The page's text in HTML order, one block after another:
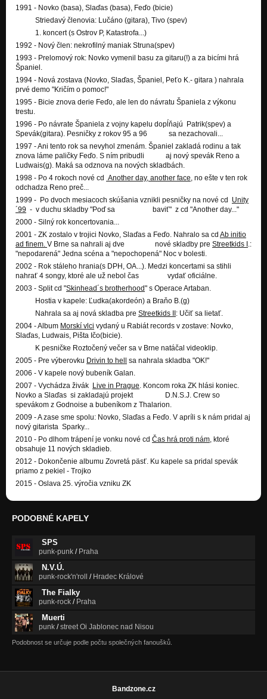
11. Dead Man (Zovretá Päsť 2012)
Nezařazeno
1991 - Novko (basa), Slaďas (basa), Feďo (bicie)
Striedavý členovia: Lučáno (gitara), Tivo (spev)
1. koncert (s Ostrov P, Katastrofa...)
1992 - Nový člen: nekrofilný maniak Struna(spev)
1993 - Prelomový rok: Novko vymenil basu za gitaru(!) a za bicími hrá
Španiel.
1994 - Nová zostava (Novko, Slaďas, Španiel, Peťo K.- gitara ) nahrala
prvé demo "Kričím o pomoc!"
1995 - Bicie znova derie Feďo, ale len do návratu Španiela z výkonu
trestu.
1996 - Po návrate Španiela z vojny kapelu dopĺňajú Patrik(spev) a
Spevák(gitara). Pesničky z rokov 95 a 96 sa nezachovali...
1997 - Ani tento rok sa nevyhol zmenám. Španiel zakladá rodinu a tak
znova láme paličky Feďo. S ním pribudli aj nový spevák Reno a
Ludwais(g). Maká sa odznova na nových skladbách.
1998 - Po 4 rokoch nové cd Another day, another face , no ešte v ten rok
odchadza Reno preč...
1999 - Po dvoch mesiacoch skúšania vznikli pesničky na nové cd Unity
´99 - v duchu skladby "Poď sa baviť" z cd "Another day..."
2000 - Silný rok koncertovania...
2001 - ZK zostalo v trojici Novko, Slaďas a Feďo. Nahralo sa cd Ab initio
ad finem. V Brne sa nahrali aj dve nové skladby pre Streetkids I .:
"nepodarená" Jedna scéna a "nepochopená" Noc v bolesti.
2002 - Rok stáleho hrania(s DPH, OA...). Medzi koncertami sa stihli
nahrať 4 songy, ktoré ale už nebol čas vydať oficiálne.
2003 - Split cd "Skinhead´s brotherhood" s Operace Artaban.
Hostia v kapele: Ľudka(akordeón) a Braňo B.(g)
Nahrala sa aj nová skladba pre Streetkids II: Učiť sa lietať.
2004 - Album Morskí vlci vydaný u Rabiát records v zostave: Novko,
Slaďas, Ludwais, Pišta Ičo(bicie).
K pesničke Roztočený večer sa v Brne natáčal videoklip.
2005 - Pre výberovku Drivin to hell sa nahrala skladba "OK!"
2006 - V kapele nový bubeník Galan.
2007 - Vychádza živák Live in Prague . Koncom roka ZK hlási koniec.
Novko a Slaďas si zakladajú projekt D.N.S.J. Crew so
spevákom z Godnoise a bubeníkom z Thalarion.
2009 - A zase sme spolu: Novko, Slaďas a Feďo. V apríli s k nám pridal aj
nový gitarista Sparky...
2010 - Po dlhom trápení je vonku nové cd Čas hrá proti nám , ktoré
obsahuje 11 nových skladieb.
2012 - Dokončenie albumu Zovretá päsť. Ku kapele sa pridal spevák
priamo z pekiel - Trojko
2015 - Oslava 25. výročia vzniku ZK
PODOBNÉ KAPELY
SPS
punk-punk / Praha
N.V.Ú.
punk-rock'n'roll / Hradec Králové
The Fialky
punk-rock / Praha
Muerti
punk /street Oi Jablonec nad Nisou
Podobnost se určuje podle počtu společných fanoušků.
Bandzone.cz